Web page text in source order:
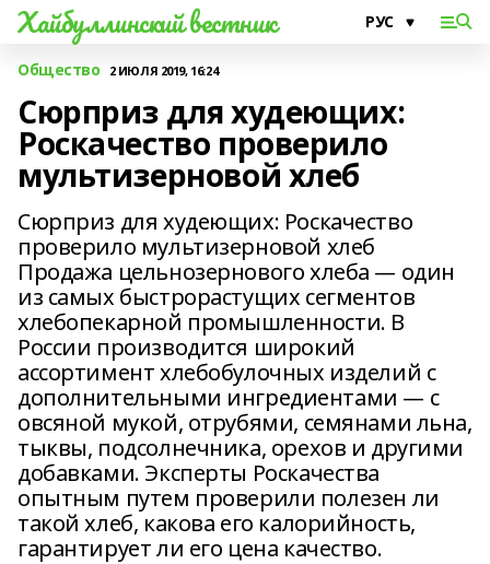
Хайбуллинский вестник
Общество 2 ИЮЛЯ 2019, 16:24
Сюрприз для худеющих:
Роскачество проверило
мультизерновой хлеб
Сюрприз для худеющих: Роскачество
проверило мультизерновой хлеб
Продажа цельнозернового хлеба — один
из самых быстрорастущих сегментов
хлебопекарной промышленности. В
России производится широкий
ассортимент хлебобулочных изделий с
дополнительными ингредиентами — с
овсяной мукой, отрубями, семянами льна,
тыквы, подсолнечника, орехов и другими
добавками. Эксперты Роскачества
опытным путем проверили полезен ли
такой хлеб, какова его калорийность,
гарантирует ли его цена качество.